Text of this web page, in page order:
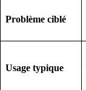
Problème ciblé
Usage typique